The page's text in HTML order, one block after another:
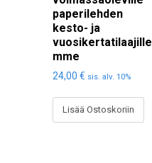
paperilehden
kesto- ja
vuosikertatilaajille
mme
24,00 € sis. alv. 10%
Lisää Ostoskoriin